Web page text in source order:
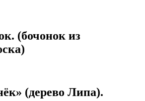
(бочонок из
(дерево Липа).